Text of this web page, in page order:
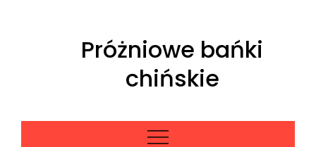
Próżniowe bańki
chińskie